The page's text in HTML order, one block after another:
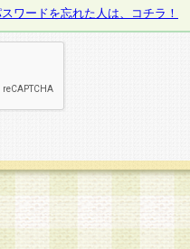
ワードを忘れた人は、コチラ！